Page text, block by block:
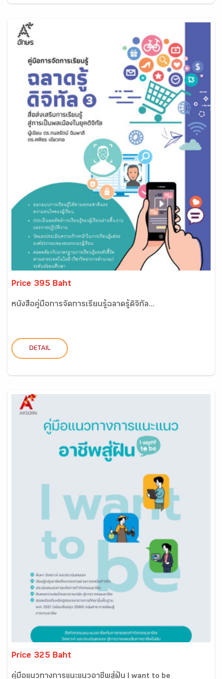
Price 395 Baht
หนังสือคู่มือการจัดการเรียนรู้ฉลาดรู้ดิจิทัล...
DETAIL
Price 325 Baht
คู่มือแนวทางการแนะแนวอาชีพสู่ฝัน I want to be